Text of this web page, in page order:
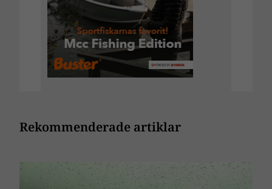
Rekommenderade artiklar